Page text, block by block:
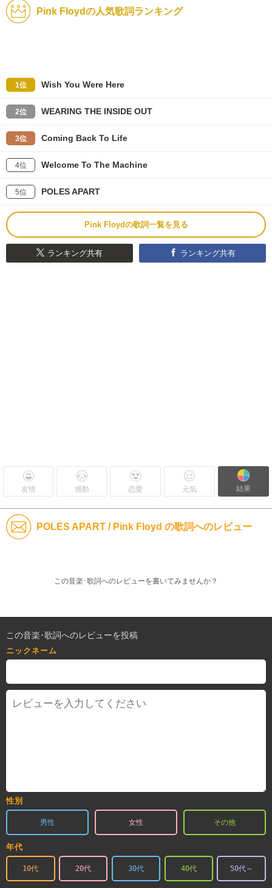
Pink Floydの人気歌詞ランキング
1位 Wish You Were Here
2位 WEARING THE INSIDE OUT
3位 Coming Back To Life
4位 Welcome To The Machine
5位 POLES APART
Pink Floydの歌詞一覧を見る
ランキング共有 ランキング共有
友情 感動 恋愛 元気 結果
POLES APART / Pink Floyd の歌詞へのレビュー
この音楽･歌詞へのレビューを書いてみませんか？
この音楽･歌詞へのレビューを投稿
ニックネーム
性別
男性 女性 その他
年代
10代 20代 30代 40代 50代～